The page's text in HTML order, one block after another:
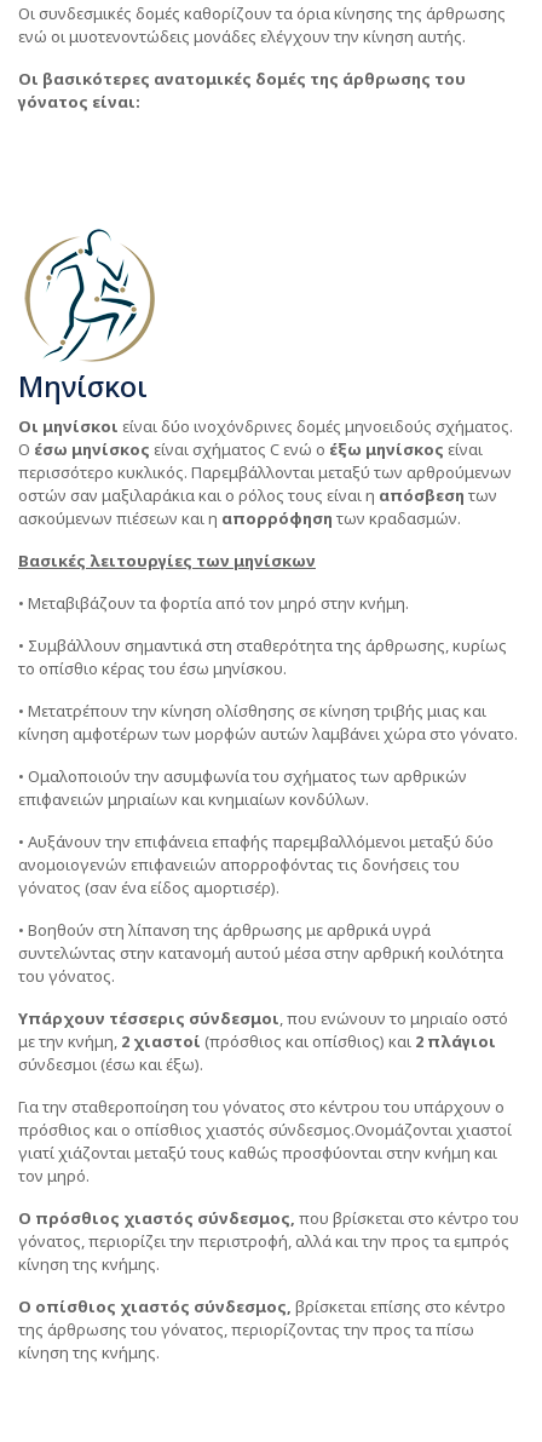
Οι συνδεσμικές δομές καθορίζουν τα όρια κίνησης της άρθρωσης
ενώ οι μυοτενοντώδεις μονάδες ελέγχουν την κίνηση αυτής.
Οι βασικότερες ανατομικές δομές της άρθρωσης του
γόνατος είναι:
Μηνίσκοι
Οι μηνίσκοι είναι δύο ινοχόνδρινες δομές μηνοειδούς σχήματος.
Ο έσω μηνίσκος είναι σχήματος C ενώ ο έξω μηνίσκος είναι
περισσότερο κυκλικός. Παρεμβάλλονται μεταξύ των αρθρούμενων
οστών σαν μαξιλαράκια και ο ρόλος τους είναι η απόσβεση των
ασκούμενων πιέσεων και η απορρόφηση των κραδασμών.
Βασικές λειτουργίες των μηνίσκων
• Μεταβιβάζουν τα φορτία από τον μηρό στην κνήμη.
• Συμβάλλουν σημαντικά στη σταθερότητα της άρθρωσης, κυρίως
το οπίσθιο κέρας του έσω μηνίσκου.
• Μετατρέπουν την κίνηση ολίσθησης σε κίνηση τριβής μιας και
κίνηση αμφοτέρων των μορφών αυτών λαμβάνει χώρα στο γόνατο.
• Ομαλοποιούν την ασυμφωνία του σχήματος των αρθρικών
επιφανειών μηριαίων και κνημιαίων κονδύλων.
• Αυξάνουν την επιφάνεια επαφής παρεμβαλλόμενοι μεταξύ δύο
ανομοιογενών επιφανειών απορροφόντας τις δονήσεις του
γόνατος (σαν ένα είδος αμορτισέρ).
• Βοηθούν στη λίπανση της άρθρωσης με αρθρικά υγρά
συντελώντας στην κατανομή αυτού μέσα στην αρθρική κοιλότητα
του γόνατος.
Υπάρχουν τέσσερις σύνδεσμοι, που ενώνουν το μηριαίο οστό
με την κνήμη, 2 χιαστοί (πρόσθιος και οπίσθιος) και 2 πλάγιοι
σύνδεσμοι (έσω και έξω).
Για την σταθεροποίηση του γόνατος στο κέντρου του υπάρχουν ο
πρόσθιος και ο οπίσθιος χιαστός σύνδεσμος.Ονομάζονται χιαστοί
γιατί χιάζονται μεταξύ τους καθώς προσφύονται στην κνήμη και
τον μηρό.
Ο πρόσθιος χιαστός σύνδεσμος, που βρίσκεται στο κέντρο του
γόνατος, περιορίζει την περιστροφή, αλλά και την προς τα εμπρός
κίνηση της κνήμης.
Ο οπίσθιος χιαστός σύνδεσμος, βρίσκεται επίσης στο κέντρο
της άρθρωσης του γόνατος, περιορίζοντας την προς τα πίσω
κίνηση της κνήμης.